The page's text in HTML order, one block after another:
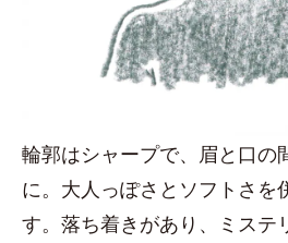
輪郭はシャープで、眉と口の
に。大人っぽさとソフトさを
す。落ち着きがあり、ミステ